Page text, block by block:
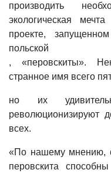
производить
экологическая
проекте,
польской
, «перовскиты».
странное имя всего
но их
революционизируют
всех.
«По нашему мнению,
перовскита